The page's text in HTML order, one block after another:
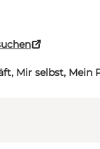
Mir selbst, Mein